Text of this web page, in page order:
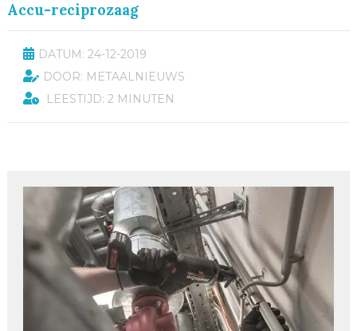
Accu-reciprozaag
DATUM: 24-12-2019
DOOR: METAALNIEUWS
LEESTIJD: 2 MINUTEN